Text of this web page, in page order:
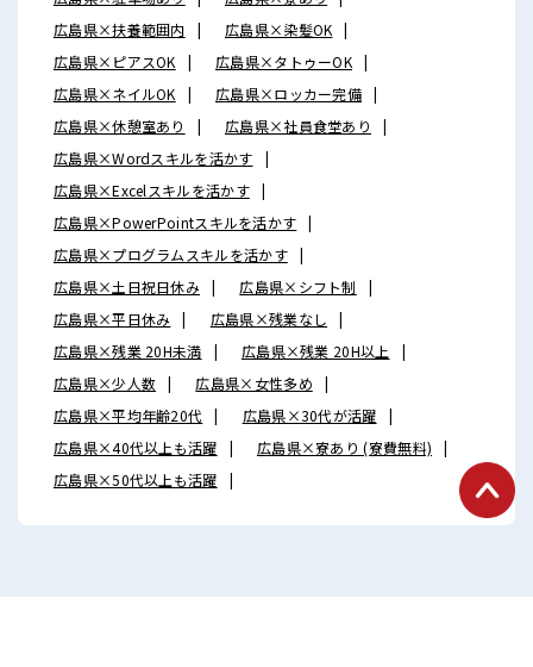
広島県×扶養範囲内
広島県×染髪OK
広島県×ピアスOK
広島県×タトゥーOK
広島県×ネイルOK
広島県×ロッカー完備
広島県×休憩室あり
広島県×社員食堂あり
広島県×Wordスキルを活かす
広島県×Excelスキルを活かす
広島県×PowerPointスキルを活かす
広島県×プログラムスキルを活かす
広島県×土日祝日休み
広島県×シフト制
広島県×平日休み
広島県×残業なし
広島県×残業 20H未満
広島県×残業 20H以上
広島県×少人数
広島県×女性多め
広島県×平均年齢20代
広島県×30代が活躍
広島県×40代以上も活躍
広島県×寮あり (寮費無料)
広島県×50代以上も活躍